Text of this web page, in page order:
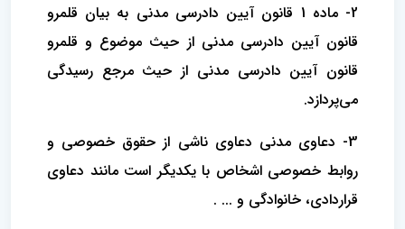
2- ماده 1 قانون آیین دادرسی مدنی به بیان قلمرو
قانون آیین دادرسی مدنی از حیث موضوع و قلمرو
قانون آیین دادرسی مدنی از حیث مرجع رسیدگی
می‌پردازد.
3- دعاوی مدنی دعاوی ناشی از حقوق خصوصی و
روابط خصوصی اشخاص با یکدیگر است مانند دعاوی
قراردادی، خانوادگی و ... .